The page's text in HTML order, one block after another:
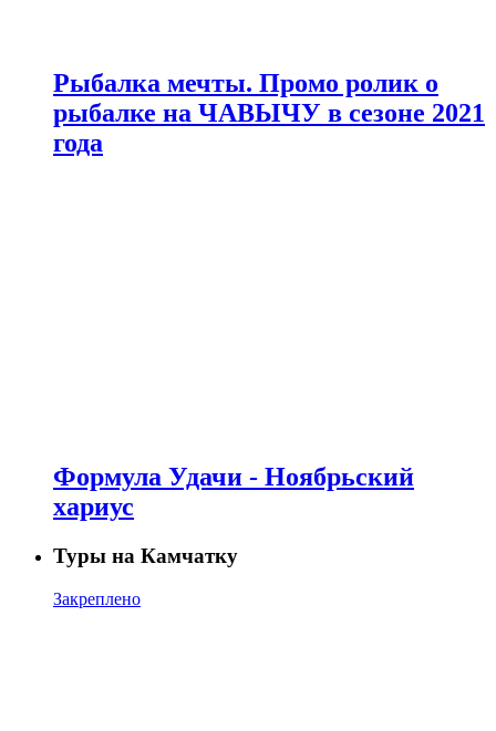
Рыбалка мечты. Промо ролик о
рыбалке на ЧАВЫЧУ в сезоне 2021
года
Формула Удачи - Ноябрьский
хариус
Туры на Камчатку
Закреплено